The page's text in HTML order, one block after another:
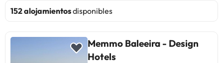
152 alojamientosdisponibles
Memmo Baleeira - Design
Hotels